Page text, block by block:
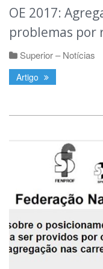
OE 2017:
problemas por
Superior – Notícias
Artigo